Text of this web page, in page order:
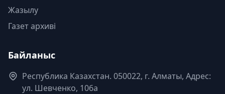
Жазылу
Газет архиві
Байланыс
Республика Казахстан. 050022, г. Алматы, Адрес:
ул. Шевченко, 106а